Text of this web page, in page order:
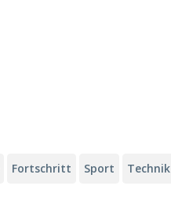
Fortschritt Sport Technik